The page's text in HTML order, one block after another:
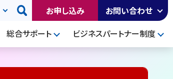
お申し込み
お問い合わせ
総合サポート ビジネスパートナー制度